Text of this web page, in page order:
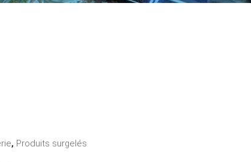
, Produits surgelés